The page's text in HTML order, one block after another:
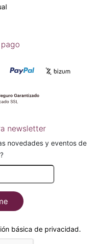
newsletter
novedades y eventos de
básica de privacidad.